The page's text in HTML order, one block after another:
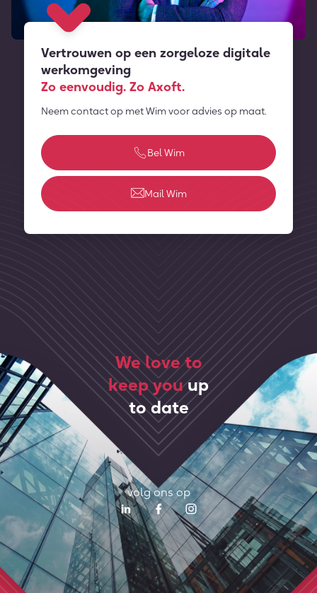
Vertrouwen op een zorgeloze digitale
werkomgeving
Zo eenvoudig. Zo Axoft.
Neem contact op met Wim voor advies op maat.
Bel Wim
Mail Wim
We love to
keep youup
to date
volg ons op